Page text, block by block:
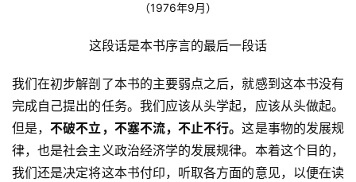
（1976年9月）
这段话是本书序言的最后一段话
我们在初步解剖了本书的主要弱点之后，就感到这本书没有
完成自己提出的任务。我们应该从头学起，应该从头做起。
但是，不破不立，不塞不流，不止不行。这是事物的发展规
律，也是社会主义政治经济学的发展规律。本着这个目的，
我们还是决定将这本书付印，听取各方面的意见，以便在读